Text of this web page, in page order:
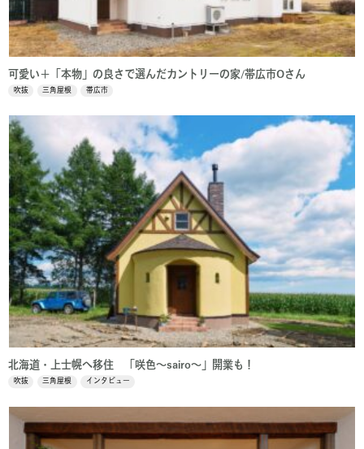
可愛い＋「本物」の良さで選んだカントリーの家/帯広市Oさん
吹抜 三角屋根 帯広市
北海道・上士幌へ移住 「咲色～sairo～」開業も！
吹抜 三角屋根 インタビュー